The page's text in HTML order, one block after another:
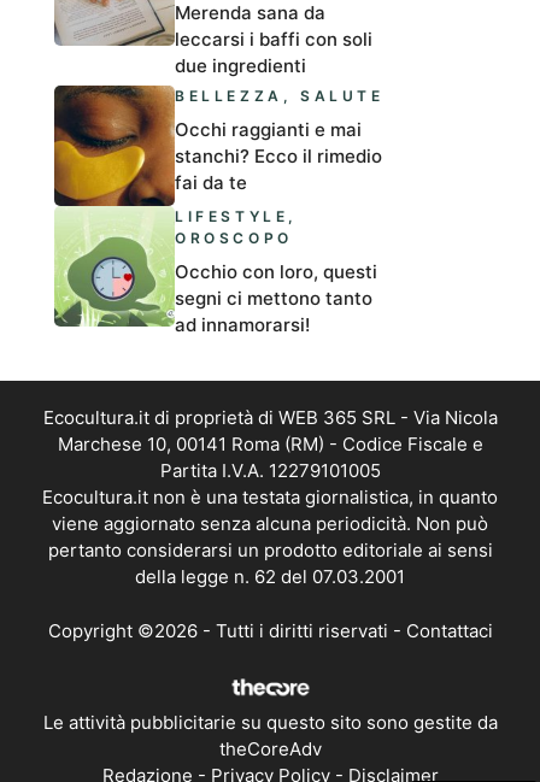
Merenda sana da
leccarsi i baffi con soli
due ingredienti
BELLEZZA ,SALUTE
Occhi raggianti e mai
stanchi? Ecco il rimedio
fai da te
LIFESTYLE ,
OROSCOPO
Occhio con loro, questi
segni ci mettono tanto
ad innamorarsi!
Ecocultura.it di proprietà di WEB 365 SRL - Via Nicola
Marchese 10, 00141 Roma (RM) - Codice Fiscale e
Partita I.V.A. 12279101005
Ecocultura.it non è una testata giornalistica, in quanto
viene aggiornato senza alcuna periodicità. Non può
pertanto considerarsi un prodotto editoriale ai sensi
della legge n. 62 del 07.03.2001
Copyright ©2026 - Tutti i diritti riservati - Contattaci
Le attività pubblicitarie su questo sito sono gestite da
theCoreAdv
Redazione - Privacy Policy- Disclaimer